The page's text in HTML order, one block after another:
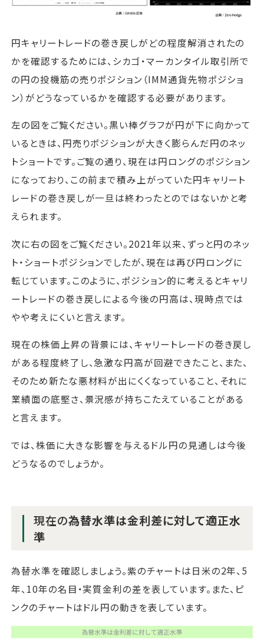
円キャリートレードの巻き戻しがどの程度解消されたの
かを確認するためには、シカゴ・マーカンタイル取引所で
の円の投機筋の売りポジション（IMM通貨先物ポジショ
ン）がどうなっているかを確認する必要があります。
左の図をご覧ください。黒い棒グラフが円が下に向かって
いるときは、円売りポジションが大きく膨らんだ円のネッ
トショートです。ご覧の通り、現在は円ロングのポジション
になっており、この前まで積み上がっていた円キャリート
レードの巻き戻しが一旦は終わったとのではないかと考
えられます。
次に右の図をご覧ください。2021年以来、ずっと円のネッ
ト・ショートポジションでしたが、現在は再び円ロングに
転じています。このように、ポジション的に考えるとキャリ
ートレードの巻き戻しによる今後の円高は、現時点では
やや考えにくいと言えます。
現在の株価上昇の背景には、キャリートレードの巻き戻し
がある程度終了し、急激な円高が回避できたこと、また、
そのため新たな悪材料が出にくくなっていること、それに
業績面の底堅さ、景況感が持ちこたえていることがある
と言えます。
では、株価に大きな影響を与えるドル円の見通しは今後
どうなるのでしょうか。
現在の為替水準は金利差に対して適正水
準
為替水準を確認しましょう。紫のチャートは日米の2年、5
年、10年の名目・実質金利の差を表しています。また、ピ
ンクのチャートはドル円の動きを表しています。